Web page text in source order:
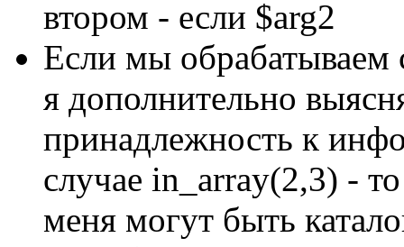
втором - если $arg2
Если мы
я дополнительно
принадлежность к
случае in_array(2,3) -
меня могут быть